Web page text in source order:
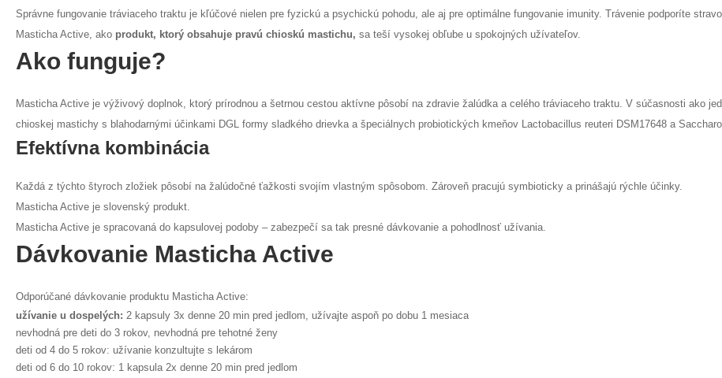
Správne fungovanie tráviaceho traktu je kľúčové nielen pre fyzickú a psychickú pohodu, ale aj pre optimálne fungovanie imunity. Trávenie podporíte
Masticha Active, ako produkt, ktorý obsahuje pravú chioskú mastichu, sa teší vysokej obľube u spokojných užívateľov.
Ako funguje?
Masticha Active je výživový doplnok, ktorý prírodnou a šetrnou cestou aktívne pôsobí na zdravie žalúdka a celého tráviaceho traktu. V súčasnosti ako
chioskej mastichy s blahodarnými účinkami DGL formy sladkého drievka a špeciálnych probiotických kmeňov Lactobacillus reuteri DSM17648 a
Efektívna kombinácia
Každá z týchto štyroch zložiek pôsobí na žalúdočné ťažkosti svojím vlastným spôsobom. Zároveň pracujú symbioticky a prinášajú rýchle účinky.
Masticha Active je slovenský produkt.
Masticha Active je spracovaná do kapsulovej podoby – zabezpečí sa tak presné dávkovanie a pohodlnosť užívania.
Dávkovanie Masticha Active
Odporúčané dávkovanie produktu Masticha Active:
užívanie u dospelých: 2 kapsuly 3x denne 20 min pred jedlom, užívajte aspoň po dobu 1 mesiaca
nevhodná pre deti do 3 rokov, nevhodná pre tehotné ženy
deti od 4 do 5 rokov: užívanie konzultujte s lekárom
deti od 6 do 10 rokov: 1 kapsula 2x denne 20 min pred jedlom